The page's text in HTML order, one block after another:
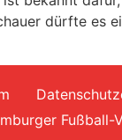
dürfte es
Fußball-